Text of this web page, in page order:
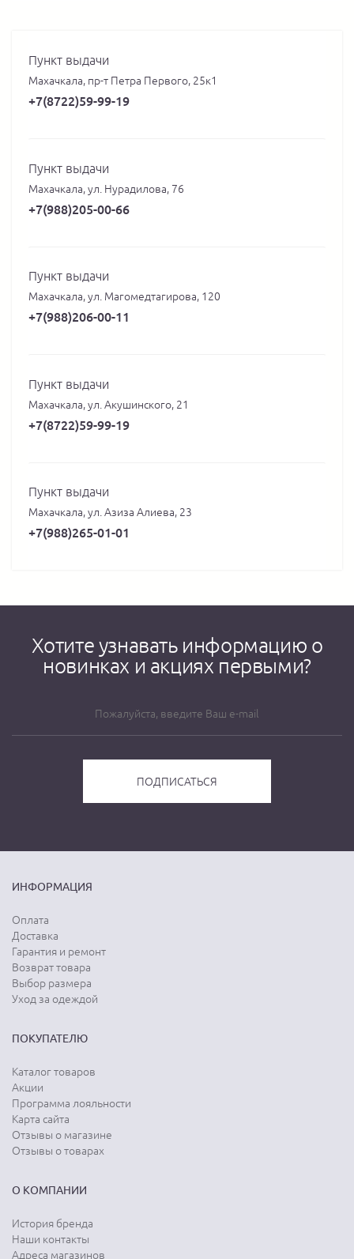
Пункт выдачи
Махачкала, пр-т Петра Первого, 25к1
+7(8722)59-99-19
Пункт выдачи
Махачкала, ул. Нурадилова, 76
+7(988)205-00-66
Пункт выдачи
Махачкала, ул. Магомедтагирова, 120
+7(988)206-00-11
Пункт выдачи
Махачкала, ул. Акушинского, 21
+7(8722)59-99-19
Пункт выдачи
Махачкала, ул. Азиза Алиева, 23
+7(988)265-01-01
Хотите узнавать информацию о
новинках и акциях первыми?
ИНФОРМАЦИЯ
Оплата
Доставка
Гарантия и ремонт
Возврат товара
Выбор размера
Уход за одеждой
ПОКУПАТЕЛЮ
Каталог товаров
Акции
Программа лояльности
Карта сайта
Отзывы о магазине
Отзывы о товарах
О КОМПАНИИ
История бренда
Наши контакты
Адреса магазинов